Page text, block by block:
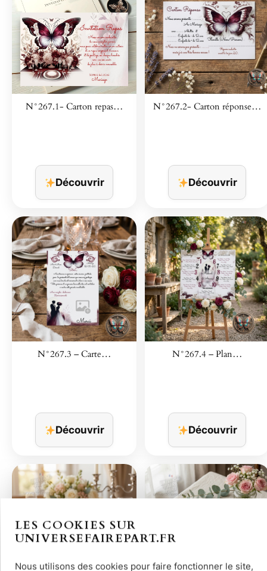
N°267.1- Carton repas…
Découvrir
N°267.2- Carton réponse…
Découvrir
N°267.3 – Carte…
Découvrir
N°267.4 – Plan…
Découvrir
LES COOKIES SUR
UNIVERSEFAIREPART.FR
Nous utilisons des cookies pour faire fonctionner le site,